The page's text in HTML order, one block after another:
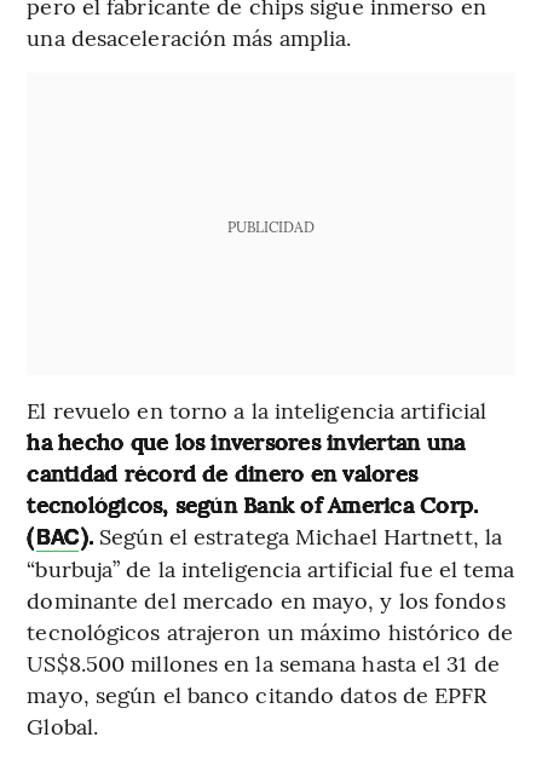
una desaceleración más amplia.
PUBLICIDAD
El revuelo en torno a la inteligencia artificial
ha hecho que los inversores inviertan una
cantidad récord de dinero en valores
tecnológicos, según Bank of America Corp.
(BAC). Según el estratega Michael Hartnett, la
“burbuja” de la inteligencia artificial fue el tema
dominante del mercado en mayo, y los fondos
tecnológicos atrajeron un máximo histórico de
US$8.500 millones en la semana hasta el 31 de
mayo, según el banco citando datos de EPFR
Global.